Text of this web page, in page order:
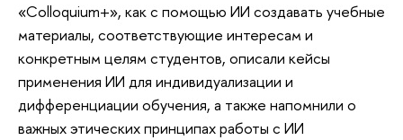
«Colloquium+», как с помощью ИИ создавать учебные
материалы, соответствующие интересам и
конкретным целям студентов, описали кейсы
применения ИИ для индивидуализации и
дифференциации обучения, а также напомнили о
важных этических принципах работы с ИИ